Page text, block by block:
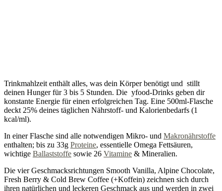
Trinkmahlzeit enthält alles, was dein Körper benötigt und stillt
deinen Hunger für 3 bis 5 Stunden. Die yfood-Drinks geben dir
konstante Energie für einen erfolgreichen Tag. Eine 500ml-Flasche
deckt 25% deines täglichen Nährstoff- und Kalorienbedarfs (1
kcal/ml).
In einer Flasche sind alle notwendigen Mikro- und Makronährstoffe
enthalten; bis zu 33g Proteine, essentielle Omega Fettsäuren,
wichtige Ballaststoffe sowie 26 Vitamine & Mineralien.
Die vier Geschmacksrichtungen Smooth Vanilla, Alpine Chocolate,
Fresh Berry & Cold Brew Coffee (+Koffein) zeichnen sich durch
ihren natürlichen und leckeren Geschmack aus und werden in zwei